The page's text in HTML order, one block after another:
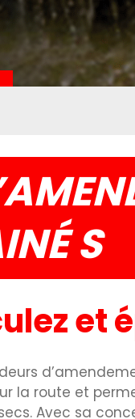
S
et
la route et
Avec sa